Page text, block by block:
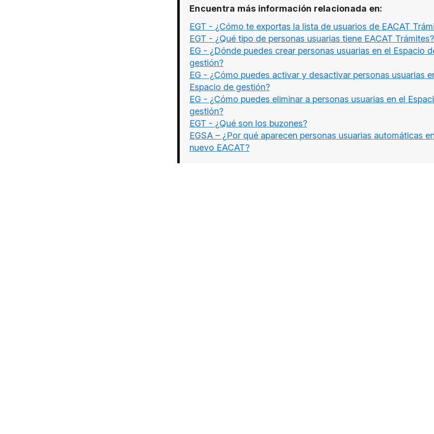
Encuentra más información relacionada en:
EGT - ¿Cómo te exportas la lista de usuarios de EACAT
EGT - ¿Qué tipo de personas usuarias tiene EACAT Trámites?
EG - ¿Dónde puedes crear personas usuarias en el Espacio
gestión?
EG - ¿Cómo puedes activar y desactivar personas usuarias
Espacio de gestión?
EG - ¿Cómo puedes eliminar a personas usuarias en el
gestión?
EGT - ¿Qué son los buzones?
EGSA – ¿Por qué aparecen personas usuarias automáticas
nuevo EACAT?